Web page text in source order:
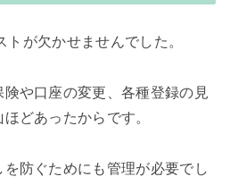
が欠かせませんでした。
や口座の変更、各種登録の見
どあったからです。
防ぐためにも管理が必要でし